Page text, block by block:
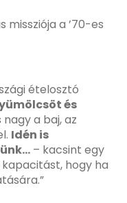
a ’70-es
ételosztó
és
nagy a baj, az
Idén is
– kacsint egy
hogy ha